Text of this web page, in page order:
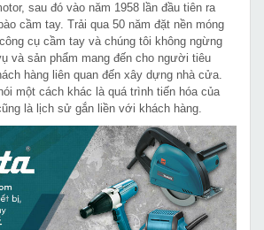
sau đó vào năm 1958 lần đầu tiên ra
cầm tay. Trải qua 50 năm đặt nền móng
cụ cầm tay và chúng tôi không ngừng
và sản phẩm mang đến cho người tiêu
hàng liên quan đến xây dựng nhà cửa.
một cách khác là quá trình tiến hóa của
là lịch sử gắn liền với khách hàng.